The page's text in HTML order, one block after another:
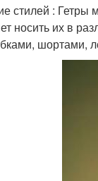
стилей : Гетры
носить их в
шортами,